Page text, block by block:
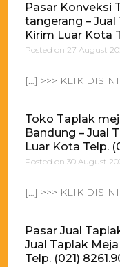
Pasar Konveksi
tangerang – Jual
Kirim Luar Kota
Posted on 27 August
[…] >>> KLIK
Toko Taplak
Bandung – Jual
Luar Kota Telp.
Posted on30 August
[…] >>> KLIK
Pasar Jual
Jual Taplak
Telp. (021)